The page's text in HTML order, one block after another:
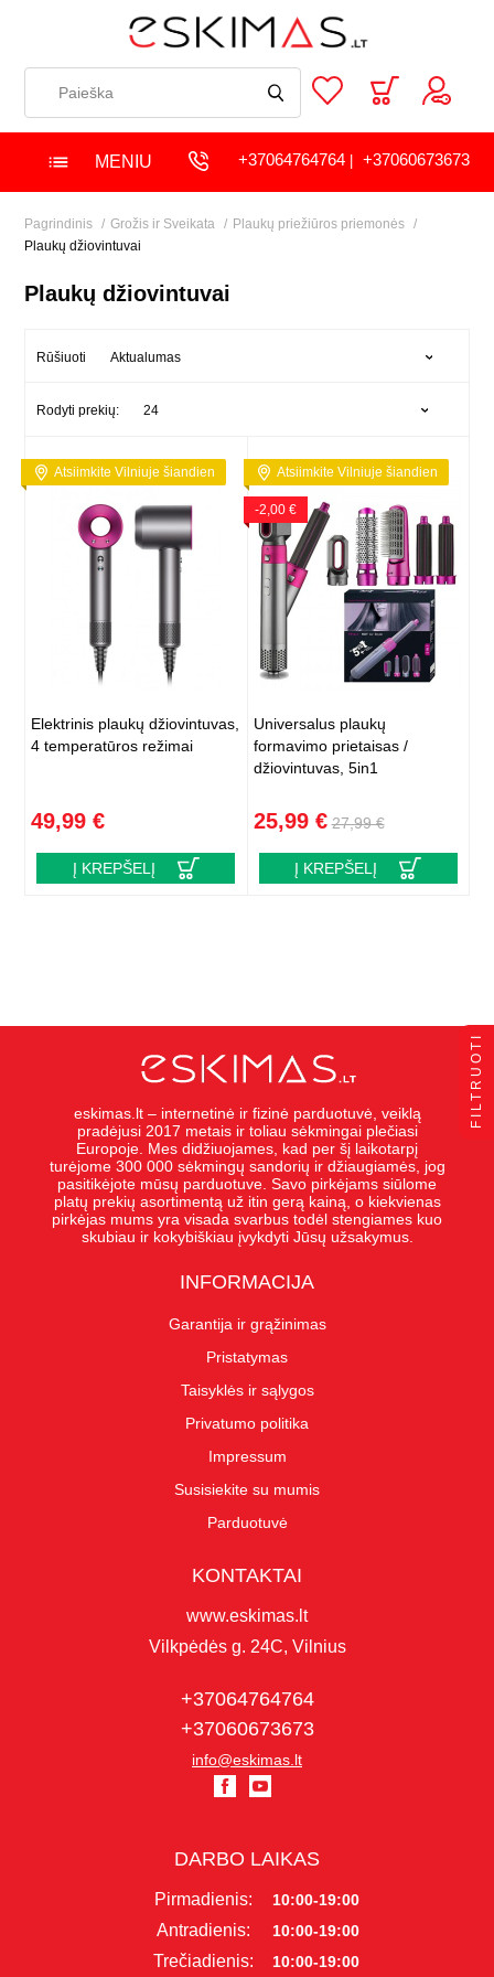
MENIU +37064764764| +37060673673
Pagrindinis Grožis ir Sveikata
Plaukų priežiūros priemonės
Plaukų džiovintuvai
Plaukų džiovintuvai
Rūšiuoti Aktualumas
Rodyti prekių: 24
Atsiimkite Vilniuje šiandien
Elektrinis plaukų džiovintuvas,
4 temperatūros režimai
49,99 €
Į KREPŠELĮ
Atsiimkite Vilniuje šiandien
-2,00 €
Universalus plaukų
formavimo prietaisas /
džiovintuvas, 5in1
25,99 € 27,99 €
Į KREPŠELĮ
eskimas.lt – internetinė ir fizinė parduotuvė, veiklą
pradėjusi 2017 metais ir toliau sėkmingai plečiasi
Europoje. Mes didžiuojames, kad per šį laikotarpį
turėjome 300 000 sėkmingų sandorių ir džiaugiamės, jog
pasitikėjote mūsų parduotuve. Savo pirkėjams siūlome
platų prekių asortimentą už itin gerą kainą, o kiekvienas
pirkėjas mums yra visada svarbus todėl stengiames kuo
skubiau ir kokybiškiau įvykdyti Jūsų užsakymus.
INFORMACIJA
Garantija ir grąžinimas
Pristatymas
Taisyklės ir sąlygos
Privatumo politika
Impressum
Susisiekite su mumis
Parduotuvė
KONTAKTAI
www.eskimas.lt
Vilkpėdės g. 24C, Vilnius
+37064764764
+37060673673
info@eskimas.lt
DARBO LAIKAS
Pirmadienis: 10:00-19:00
Antradienis: 10:00-19:00
Trečiadienis: 10:00-19:00
FILTRUOTI